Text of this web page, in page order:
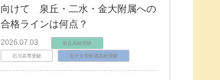
向けて 泉丘・二水・金大附属への
合格ラインは何点？
2026.07.03 泉丘高校受験
石川高専受験 金沢大学附属高校受験